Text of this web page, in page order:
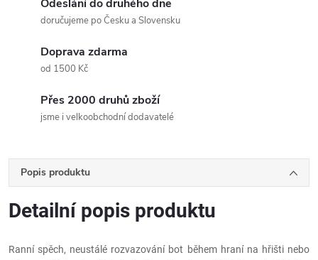
Odeslání do druhého dne
doručujeme po Česku a Slovensku
Doprava zdarma
od 1500 Kč
Přes 2000 druhů zboží
jsme i velkoobchodní dodavatelé
Popis produktu
Detailní popis produktu
Ranní spěch, neustálé rozvazování bot během hraní na hřišti nebo